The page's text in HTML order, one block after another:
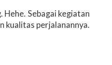
Sebagai kegiatan
kualitas perjalanannya.